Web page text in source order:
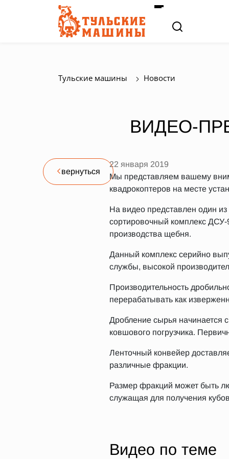
Тульские машины Новости
ВИДЕО-
вернуться
22 января 2019
Мы представляем вашему
квадрокоптеров на месте
На видео представлен один
сортировочный комплекс
производства щебня.
Данный комплекс серийно
службы, высокой
Производительность
перерабатывать как
Дробление сырья начинается
ковшового погрузчика.
Ленточный конвейер
различные фракции.
Размер фракций может быть
служащая для получения
Видео по теме